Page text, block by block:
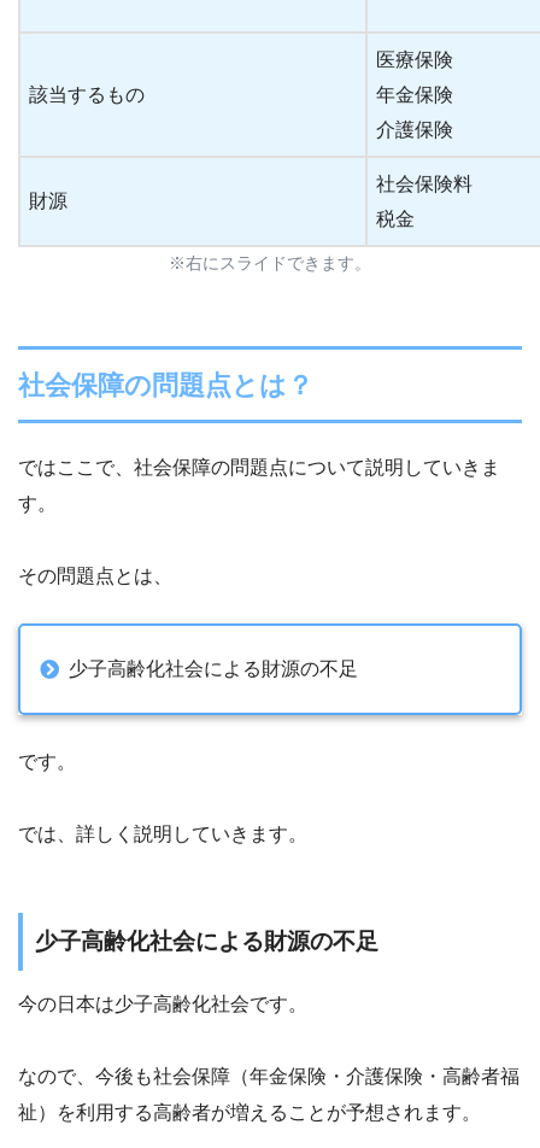
該当するもの
医療保険
年金保険
介護保険
財源
社会保険料
税金
※右にスライドできます。
社会保障の問題点とは？
ではここで、社会保障の問題点について説明していきま
す。
その問題点とは、
少子高齢化社会による財源の不足
です。
では、詳しく説明していきます。
少子高齢化社会による財源の不足
今の日本は少子高齢化社会です。
なので、今後も社会保障（年金保険・介護保険・高齢者福
祉）を利用する高齢者が増えることが予想されます。